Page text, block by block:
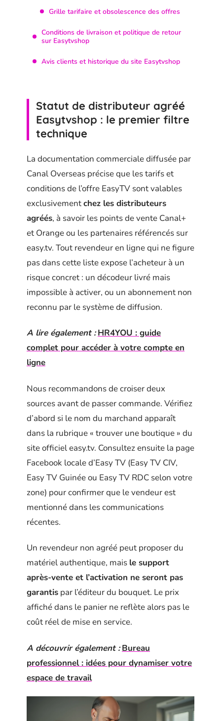
Grille tarifaire et obsolescence des offres
Conditions de livraison et politique de retour
sur Easytvshop
Avis clients et historique du site Easytvshop
Statut de distributeur agréé
Easytvshop : le premier filtre
technique
La documentation commerciale diffusée par
Canal Overseas précise que les tarifs et
conditions de l’offre EasyTV sont valables
exclusivementchez les distributeurs
agréés, à savoir les points de vente Canal+
et Orange ou les partenaires référencés sur
easy.tv. Tout revendeur en ligne qui ne figure
pas dans cette liste expose l’acheteur à un
risque concret : un décodeur livré mais
impossible à activer, ou un abonnement non
reconnu par le système de diffusion.
A lire également : HR4YOU : guide
complet pour accéder à votre compte en
ligne
Nous recommandons de croiser deux
sources avant de passer commande. Vérifiez
d’abord si le nom du marchand apparaît
dans la rubrique « trouver une boutique » du
site officiel easy.tv. Consultez ensuite la page
Facebook locale d’Easy TV (Easy TV CIV,
Easy TV Guinée ou Easy TV RDC selon votre
zone) pour confirmer que le vendeur est
mentionné dans les communications
récentes.
Un revendeur non agréé peut proposer du
matériel authentique, mais le support
après-vente et l’activation ne seront pas
garantis par l’éditeur du bouquet. Le prix
affiché dans le panier ne reflète alors pas le
coût réel de mise en service.
A découvrir également : Bureau
professionnel : idées pour dynamiser votre
espace de travail